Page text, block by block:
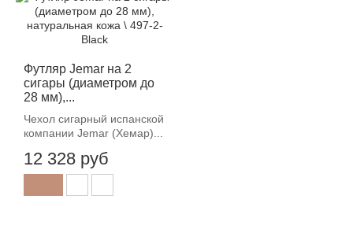
Футляр Jemar на 2
сигары (диаметром до
28 мм),...
Чехол сигарный испанской
компании Jemar (Хемар)...
12 328 руб